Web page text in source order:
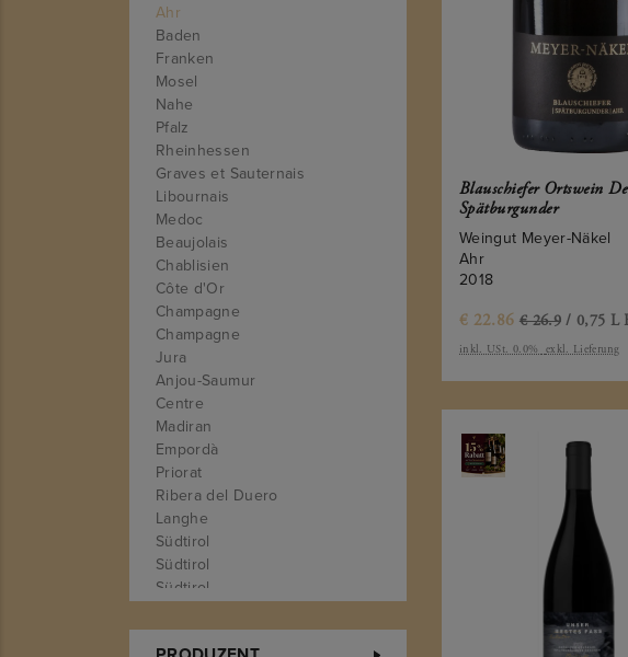
Ahr
Baden
Franken
Mosel
Nahe
Pfalz
Rheinhessen
Graves et Sauternais
Libournais
Medoc
Beaujolais
Chablisien
Côte d'Or
Champagne
Champagne
Jura
Anjou-Saumur
Centre
Madiran
Empordà
Priorat
Ribera del Duero
Langhe
Südtirol
Südtirol
Südtirol
Toskana
Blauschiefer Ortswein
Spätburgunder
Weingut Meyer-Näkel
Ahr
2018
€ 22.86 € 26.9 / 0,75 L
inkl. USt. 0.0% exkl. Lieferung